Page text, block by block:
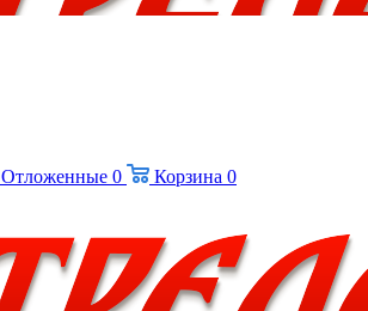
Отложенные 0 Корзина 0